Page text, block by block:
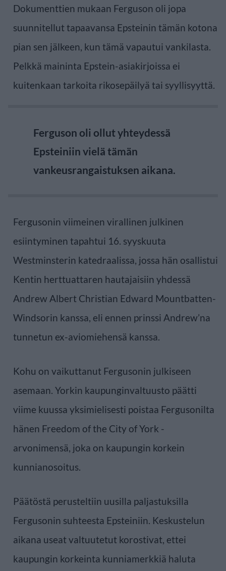
Dokumenttien mukaan Ferguson oli jopa
suunnitellut tapaavansa Epsteinin tämän kotona
pian sen jälkeen, kun tämä vapautui vankilasta.
Pelkkä maininta Epstein-asiakirjoissa ei
kuitenkaan tarkoita rikosepäilyä tai syyllisyyttä.
Ferguson oli ollut yhteydessä
Epsteiniin vielä tämän
vankeusrangaistuksen aikana.
Fergusonin viimeinen virallinen julkinen
esiintyminen tapahtui 16. syyskuuta
Westminsterin katedraalissa, jossa hän osallistui
Kentin herttuattaren hautajaisiin yhdessä
Andrew Albert Christian Edward Mountbatten-
Windsorin kanssa, eli ennen prinssi Andrew’na
tunnetun ex-aviomiehensä kanssa.
Kohu on vaikuttanut Fergusonin julkiseen
asemaan. Yorkin kaupunginvaltuusto päätti
viime kuussa yksimielisesti poistaa Fergusonilta
hänen Freedom of the City of York -
arvonimensä, joka on kaupungin korkein
kunnianosoitus.
Päätöstä perusteltiin uusilla paljastuksilla
Fergusonin suhteesta Epsteiniin. Keskustelun
aikana useat valtuutetut korostivat, ettei
kaupungin korkeinta kunniamerkkiä haluta